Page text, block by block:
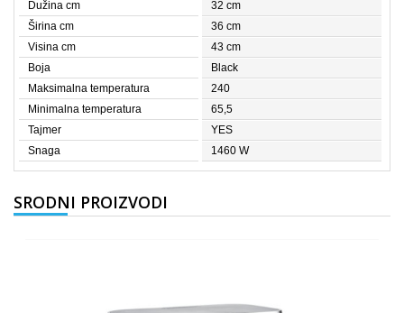
Dužina cm
32 cm
Širina cm
36 cm
Visina cm
43 cm
Boja
Black
Maksimalna temperatura
240
Minimalna temperatura
65,5
Tajmer
YES
Snaga
1460 W
SRODNI PROIZVODI